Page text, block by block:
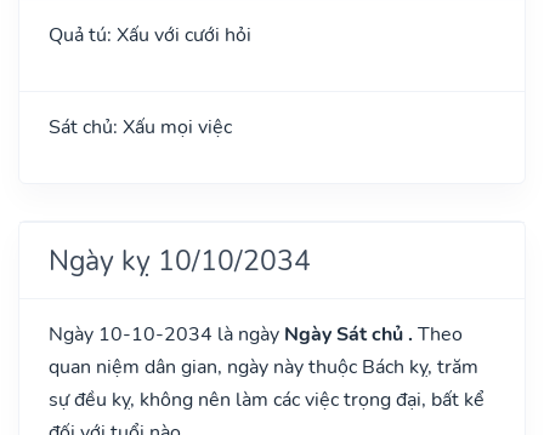
Quả tú: Xấu với cưới hỏi
Sát chủ: Xấu mọi việc
Ngày kỵ 10/10/2034
Ngày 10-10-2034 là ngày Ngày Sát chủ . Theo
quan niệm dân gian, ngày này thuộc Bách kỵ, trăm
sự đều kỵ, không nên làm các việc trọng đại, bất kể